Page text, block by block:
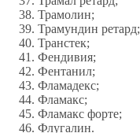
Трамолин;
Трамундин ретард;
Транстек;
Фендивия;
Фентанил;
Фламадекс;
Фламакс;
Фламакс форте;
Флугалин.